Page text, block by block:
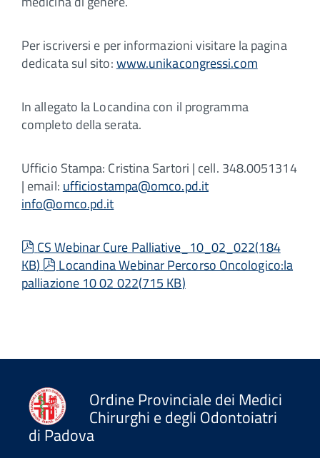
Per iscriversi e per informazioni visitare la pagina
dedicata sul sito:www.unikacongressi.com
In allegato la Locandina con il programma
completo della serata.
Ufficio Stampa: Cristina Sartori | cell. 348.0051314
| email: ufficiostampa@omco.pd.it
info@omco.pd.it
pdf
CS Webinar Cure Palliative_10_02_022(184
KB) pdf
Locandina Webinar Percorso Oncologico:la
palliazione 10 02 022(715 KB)
Ordine Provinciale dei Medici
Chirurghi e degli Odontoiatri
di Padova